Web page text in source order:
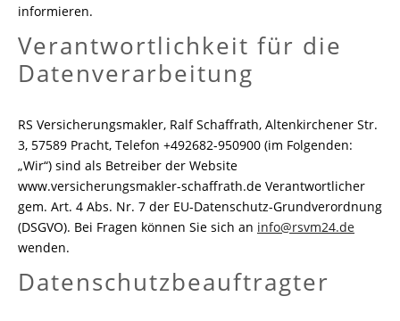
informieren.
Verantwortlichkeit für die
Datenverarbeitung
RS Versicherungsmakler, Ralf Schaffrath, Altenkirchener Str.
3, 57589 Pracht, Telefon +492682-950900 (im Folgenden:
„Wir“) sind als Betreiber der Website
www.versicherungsmakler-schaffrath.de Verantwortlicher
gem. Art. 4 Abs. Nr. 7 der EU-Datenschutz-Grundverordnung
(DSGVO). Bei Fragen können Sie sich an info@rsvm24.de
wenden.
Datenschutzbeauftragter